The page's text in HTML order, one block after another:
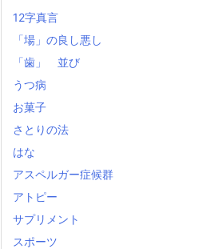
12字真言
「場」の良し悪し
「歯」 並び
うつ病
お菓子
さとりの法
はな
アスペルガー症候群
アトピー
サプリメント
スポーツ